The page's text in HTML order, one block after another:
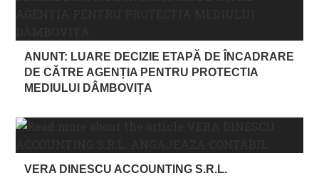
ANUNT: LUARE DECIZIE ETAPĂ DE ÎNCADRARE
DE CĂTRE AGENȚIA PENTRU PROTECTIA
MEDIULUI DÂMBOVIȚA
VERA DINESCU ACCOUNTING S.R.L.